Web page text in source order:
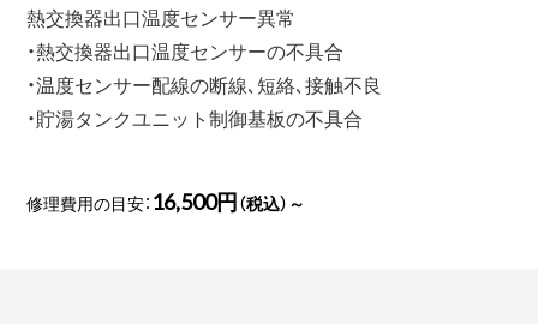
熱交換器出口温度センサー異常
・熱交換器出口温度センサーの不具合
・温度センサー配線の断線､短絡､接触不良
・貯湯タンクユニット制御基板の不具合
修理費用の目安： 16,500円（税込）～